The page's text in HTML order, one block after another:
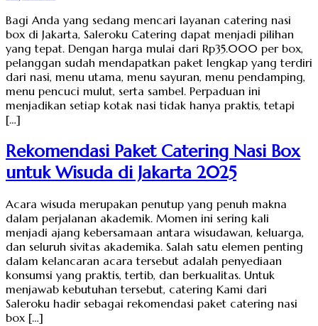
Bagi Anda yang sedang mencari layanan catering nasi
box di Jakarta, Saleroku Catering dapat menjadi pilihan
yang tepat. Dengan harga mulai dari Rp35.000 per box,
pelanggan sudah mendapatkan paket lengkap yang terdiri
dari nasi, menu utama, menu sayuran, menu pendamping,
menu pencuci mulut, serta sambel. Perpaduan ini
menjadikan setiap kotak nasi tidak hanya praktis, tetapi
[…]
Rekomendasi Paket Catering Nasi Box
untuk Wisuda di Jakarta 2025
Acara wisuda merupakan penutup yang penuh makna
dalam perjalanan akademik. Momen ini sering kali
menjadi ajang kebersamaan antara wisudawan, keluarga,
dan seluruh sivitas akademika. Salah satu elemen penting
dalam kelancaran acara tersebut adalah penyediaan
konsumsi yang praktis, tertib, dan berkualitas. Untuk
menjawab kebutuhan tersebut, catering Kami dari
Saleroku hadir sebagai rekomendasi paket catering nasi
box […]